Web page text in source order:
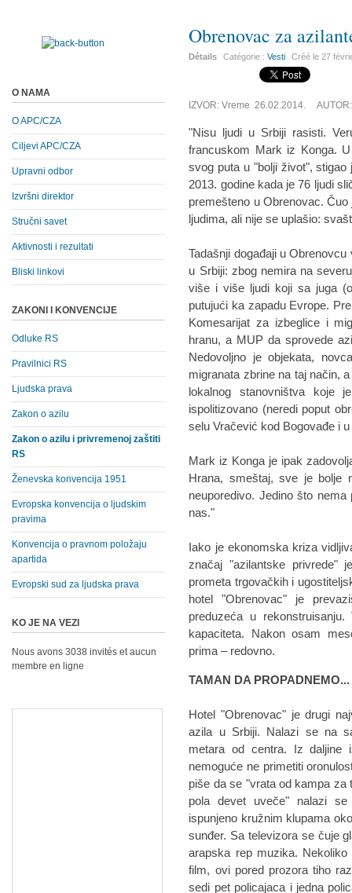
Obrenovac za
Détails Catégorie :Vesti Créé le27
IZVOR: Vreme 26.02.2014.
"Nisu ljudi u Srbiji rasisti.
francuskom Mark iz Konga.
svog puta u "bolji život",
2013. godine kada je 76 ljudi
premešteno u Obrenovac.
ljudima, ali nije se uplašio:
Tadašnji događaji u
u Srbiji: zbog nemira na
više i više ljudi koji sa juga
putujući ka zapadu Evrope.
Komesarijat za izbeglice i
hranu, a MUP da sprovede
Nedovoljno je objekata,
migranata zbrine na taj način,
lokalnog stanovništva koje
ispolitizovano (neredi poput
selu Vračević kod Bogovađe i
Mark iz Konga je ipak
Hrana, smeštaj, sve je bolje
neuporedivo. Jedino što
nas."
Iako je ekonomska kriza
značaj "azilantske privrede"
prometa trgovačkih i
hotel "Obrenovac" je
preduzeća u
kapaciteta. Nakon osam
prima – redovno.
TAMAN DA PROPADNEMO...
Hotel "Obrenovac" je drugi
azila u Srbiji. Nalazi se na
metara od centra. Iz daljine
nemoguće ne primetiti
piše da se "vrata od kampa za
pola devet uveče" nalazi
ispunjeno kružnim klupama
sunđer. Sa televizora se čuje
arapska rep muzika.
film, ovi pored prozora tiho
sedi pet policajaca i jedna
O NAMA
O APC/CZA
Ciljevi APC/CZA
Upravni odbor
Izvršni direktor
Stručni savet
Aktivnosti i rezultati
Bliski linkovi
ZAKONI I KONVENCIJE
Odluke RS
Pravilnici RS
Ljudska prava
Zakon o azilu
Zakon o azilu i privremenoj zaštiti
RS
Ženevska konvencija 1951
Evropska konvencija o ljudskim
pravima
Konvencija o pravnom položaju
apartida
Evropski sud za ljudska prava
KO JE NA VEZI
Nous avons 3038 invités et aucun
membre en ligne